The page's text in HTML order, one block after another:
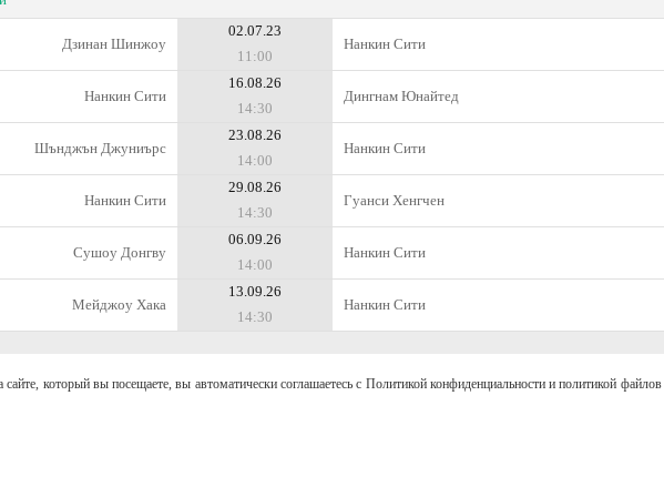
Дзинан Шинжоу
02.07.23
11:00
Нанкин Сити
Нанкин Сити
16.08.26
14:30
Дингнам Юнайтед
Шънджън Джуниърс
23.08.26
14:00
Нанкин Сити
Нанкин Сити
29.08.26
14:30
Гуанси Хенгчен
Сушоу Донгву
06.09.26
14:00
Нанкин Сити
Мейджоу Хака
13.09.26
14:30
Нанкин Сити
который вы посещаете, вы автоматически соглашаетесь с Политикой конфиденциальности и политикой